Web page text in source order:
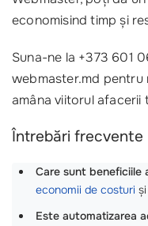
economisind timp și
Suna-ne la +373 601
webmaster.md pentru
amâna viitorul afacerii
Întrebări frecvente
Care sunt beneficiile
economii de costuri
Este automatizarea